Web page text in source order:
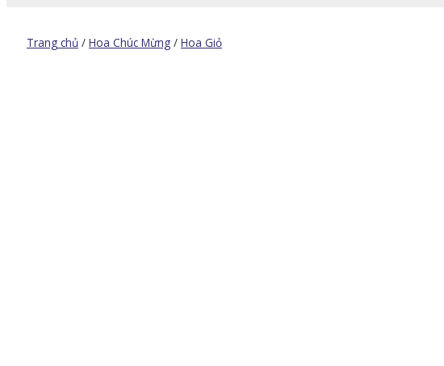
Trang chủ / Hoa Chúc Mừng / Hoa Giỏ